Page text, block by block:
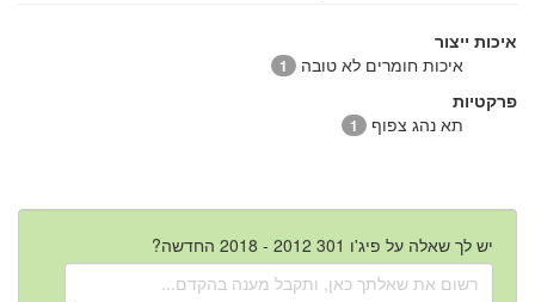
איכות ייצור
איכות חומרים לא טובה
1
פרקטיות
תא נהג צפוף
1
יש לך שאלה על פיג'ו 301 2012 - 2018 החדשה?